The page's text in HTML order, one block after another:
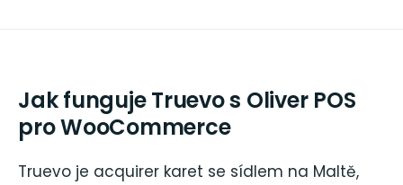
Jak funguje Truevo s Oliver POS
pro WooCommerce
Truevo je acquirer karet se sídlem na Maltě,